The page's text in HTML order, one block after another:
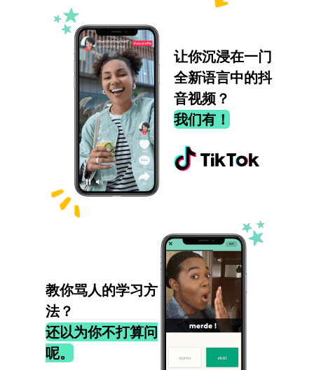
让你沉浸在一门
全新语言中的抖
音视频？
我们有！
教你骂人的学习方
法？
还以为你不打算问
呢。